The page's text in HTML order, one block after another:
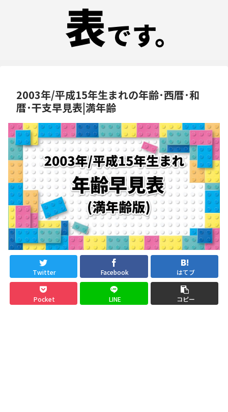
2003年/平成15年生まれの年齢･西暦･和
暦･干支早見表|満年齢
Twitter Facebook はてブ
Pocket LINE コピー